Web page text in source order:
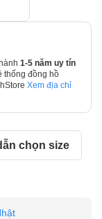
1-5 năm uy tín
thống đồng hồ
Xem địa chỉ
chọn size